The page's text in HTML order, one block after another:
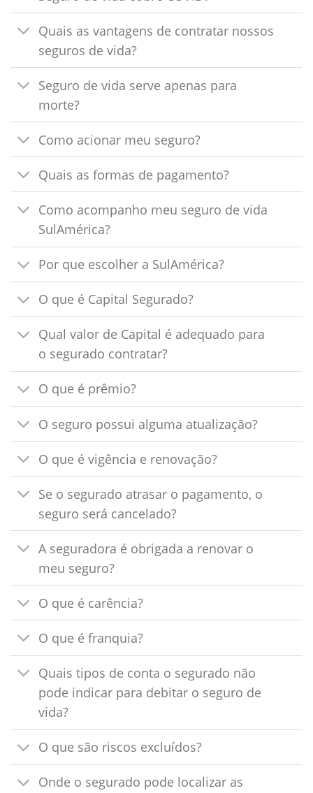
Quais as vantagens de contratar nossos
seguros de vida?
Seguro de vida serve apenas para
morte?
Como acionar meu seguro?
Quais as formas de pagamento?
Como acompanho meu seguro de vida
SulAmérica?
Por que escolher a SulAmérica?
O que é Capital Segurado?
Qual valor de Capital é adequado para
o segurado contratar?
O que é prêmio?
O seguro possui alguma atualização?
O que é vigência e renovação?
Se o segurado atrasar o pagamento, o
seguro será cancelado?
A seguradora é obrigada a renovar o
meu seguro?
O que é carência?
O que é franquia?
Quais tipos de conta o segurado não
pode indicar para debitar o seguro de
vida?
O que são riscos excluídos?
Onde o segurado pode localizar as